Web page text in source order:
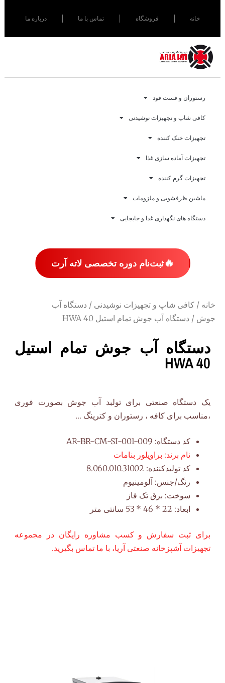
خانه فروشگاه تماس با ما درباره ما
رستوران و فست فود
کافی شاپ و تجهیزات نوشیدنی
تجهیزات خنک کننده
تجهیزات آماده سازی غذا
تجهیزات گرم کننده
ماشین ظرفشویی و ملزومات
دستگاه های نگهداری غذا و جابجایی
🔥ثبت‌نام دوره تخصصی لاته آرت
خانه / کافی شاپ و تجهیزات نوشیدنی / دستگاه آب
جوش / دستگاه آب جوش تمام استیل HWA 40
دستگاه آب جوش تمام استیل
HWA 40
یک دستگاه صنعتی برای تولبد آب جوش بصورت فوری
،مناسب برای کافه ، رستوران و کترینگ …
کد دستگاه: AR-BR-CM-SI-001-009
نام برند: براویلور بنامات
کد تولیدکننده: 8.060.010.31002
رنگ/جنس: آلومینیوم
سوخت: برق تک فاز
ابعاد: 22 * 46 * 53 سانتی متر
برای ثبت سفارش و کسب مشاوره رایگان در مجموعه
تجهیزات آشپزخانه صنعتی آریا، با ما تماس بگیرید.